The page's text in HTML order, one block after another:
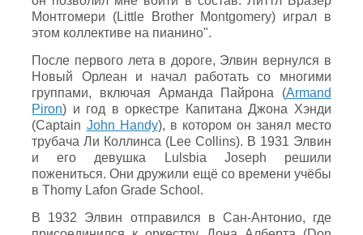
Монтгомери (Little Brother Montgomery) играл в
этом коллективе на пианино".
После первого лета в дороге, Элвин вернулся в
Новый Орлеан и начал работать со многими
группами, включая Арманда Пайрона (Armand
Piron) и год в оркестре Капитана Джона Хэнди
(Captain John Handy), в котором он занял место
трубача Ли Коллинса (Lee Collins). В 1931 Элвин
и его девушка Lulsbia Joseph решили
пожениться. Они дружили ещё со времени учёбы
в Thomy Lafon Grade School.
В 1932 Элвин отправился в Сан-Антонио, где